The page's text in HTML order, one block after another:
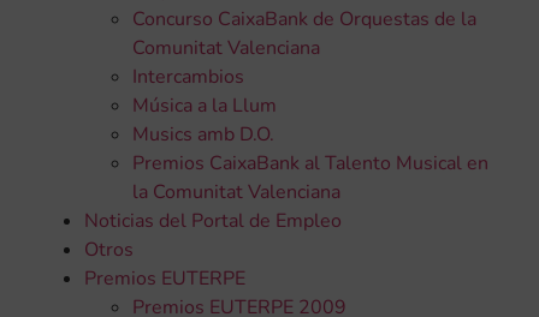
Concurso CaixaBank de Orquestas de la
Comunitat Valenciana
Intercambios
Música a la Llum
Musics amb D.O.
Premios CaixaBank al Talento Musical en
la Comunitat Valenciana
Noticias del Portal de Empleo
Otros
Premios EUTERPE
Premios EUTERPE 2009